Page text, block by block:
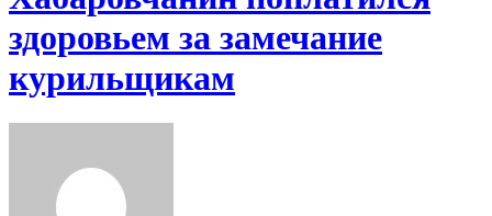
здоровьем за замечание
курильщикам